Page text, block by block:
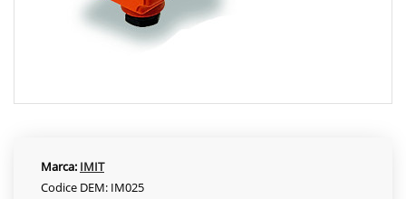
Marca: IMIT
Codice DEM: IM025